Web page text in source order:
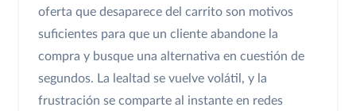
oferta que desaparece del carrito son motivos
suficientes para que un cliente abandone la
compra y busque una alternativa en cuestión de
segundos. La lealtad se vuelve volátil, y la
frustración se comparte al instante en redes